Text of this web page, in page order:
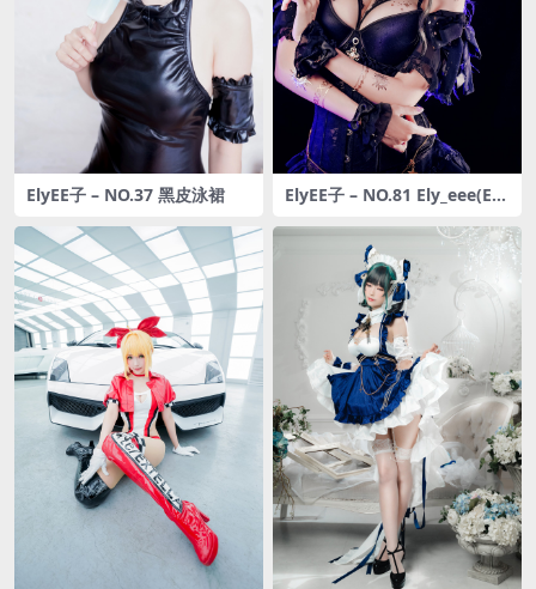
ElyEE子 – NO.37 黑皮泳裙
ElyEE子 – NO.81 Ely_eee(Ely
P1V98MB]